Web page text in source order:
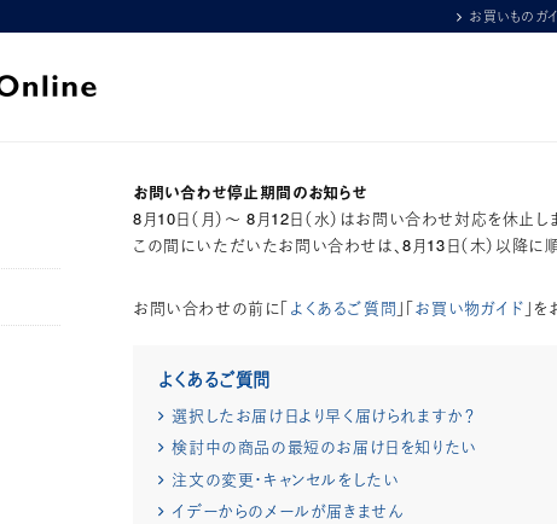
お買いものガ
お問い合わせ停止期間のお知らせ
8月10日（月）～ 8月12日（水）はお問い合わせ対応を休止し
この間にいただいたお問い合わせは、8月13日（木）以降に
お問い合わせの前に「よくあるご質問 」「お買い物ガイド 」
よくあるご質問
選択したお届け日より早く届けられますか？
検討中の商品の最短のお届け日を知りたい
注文の変更・キャンセルをしたい
イデーからのメールが届きません